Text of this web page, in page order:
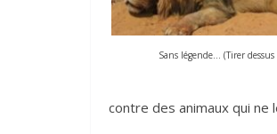
Sans légende… (Tirer
contre des animaux qui ne